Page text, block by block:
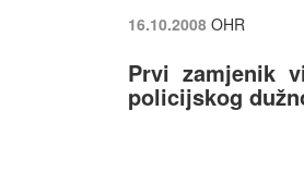
16.10.2008 OHR
Prvi zamjenik
policijskog